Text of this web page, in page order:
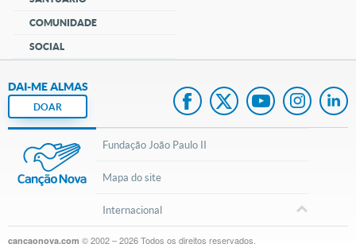
COMUNIDADE
SOCIAL
DAI-ME ALMAS
DOAR
Fundação João Paulo II
Mapa do site
Internacional
cancaonova.com © 2002 – 2026Todos os direitos reservados.